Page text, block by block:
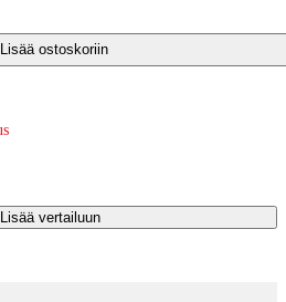
Lisää ostoskoriin
Lisää vertailuun